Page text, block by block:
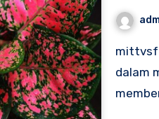
mittvsfact.com – Tanaman hias adalah elemen penting
dalam